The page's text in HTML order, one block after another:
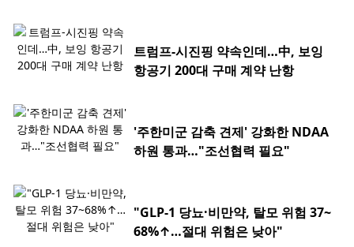
트럼프-시진핑 약속인데…中, 보잉
항공기 200대 구매 계약 난항
'주한미군 감축 견제' 강화한 NDAA
하원 통과…"조선협력 필요"
"GLP-1 당뇨·비만약, 탈모 위험 37~
68%↑…절대 위험은 낮아"